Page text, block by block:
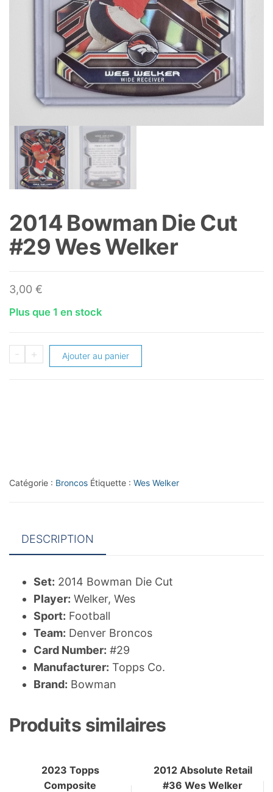
2014 Bowman Die Cut
#29 Wes Welker
3,00 €
Plus que 1 en stock
-
quantité
Welker
+ Ajouter au panier
Catégorie : Broncos Étiquette : Wes Welker
DESCRIPTION
Set: 2014 Bowman Die Cut
Player: Welker, Wes
Sport: Football
Team: Denver Broncos
Card Number: #29
Manufacturer: Topps Co.
Brand: Bowman
Produits similaires
2023 Topps
Composite
2012 Absolute Retail
#36 Wes Welker